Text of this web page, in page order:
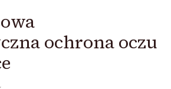
ochrona oczu